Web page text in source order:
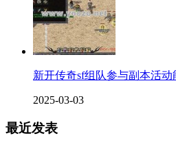
新开传奇sf组队参与副本活
2025-03-03
最近发表